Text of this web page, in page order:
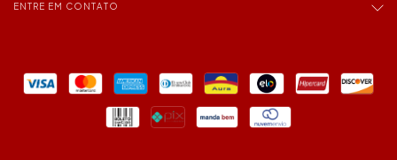
ENTRE EM CONTATO